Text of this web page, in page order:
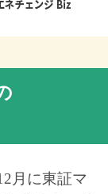
月に東証マ